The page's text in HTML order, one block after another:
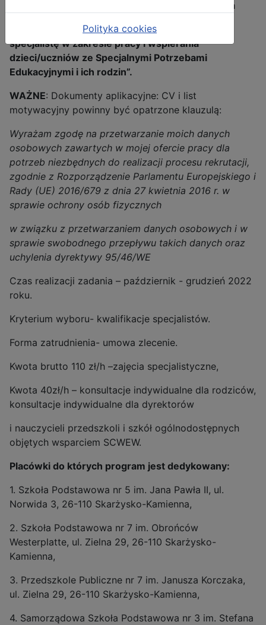
ul. Konarskiego 20, 26-110 Skarżysko-Kamienna
w zaklejonej kopercie z dopiskiem: "Nabór na
specjalistę w zakresie pracy i wspierania
dzieci/uczniów ze Specjalnymi Potrzebami
Edukacyjnymi i ich rodzin”.
WAŻNE: Dokumenty aplikacyjne: CV i list
motywacyjny powinny być opatrzone klauzulą:
Wyrażam zgodę na przetwarzanie moich danych
osobowych zawartych w mojej ofercie pracy dla
potrzeb niezbędnych do realizacji procesu rekrutacji,
zgodnie z Rozporządzenie Parlamentu Europejskiego i
Rady (UE) 2016/679 z dnia 27 kwietnia 2016 r. w
sprawie ochrony osób fizycznych
w związku z przetwarzaniem danych osobowych i w
sprawie swobodnego przepływu takich danych oraz
uchylenia dyrektywy 95/46/WE
Czas realizacji zadania – październik - grudzień 2022
roku.
Kryterium wyboru- kwalifikacje specjalistów.
Forma zatrudnienia- umowa zlecenie.
Kwota brutto 110 zł/h –zajęcia specjalistyczne,
Kwota 40zł/h – konsultacje indywidualne dla rodziców,
konsultacje indywidualne dla dyrektorów
i nauczycieli przedszkoli i szkół ogólnodostępnych
objętych wsparciem SCWEW.
Placówki do których program jest dedykowany:
1. Szkoła Podstawowa nr 5 im. Jana Pawła II, ul.
Norwida 3, 26-110 Skarżysko-Kamienna,
2. Szkoła Podstawowa nr 7 im. Obrońców
Westerplatte, ul. Zielna 29, 26-110 Skarżysko-
Kamienna,
3. Przedszkole Publiczne nr 7 im. Janusza Korczaka,
ul. Zielna 29, 26-110 Skarżysko-Kamienna,
4. Samorządowa Szkoła Podstawowa nr 3 im. Stefana
Polityka cookies